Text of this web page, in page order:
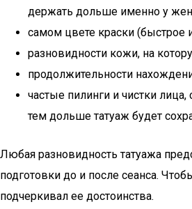
держать дольше именно у
самом цвете краски (быстрое
разновидности кожи, на
продолжительности
частые пилинги и чистки
тем дольше татуаж будет
Любая разновидность татуажа
подготовки до и после сеанса.
подчеркивал ее достоинства.